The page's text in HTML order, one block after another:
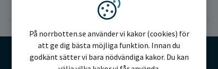
Vi använder kakor
På norrbotten.se använder vi kakor (cookies) för
att ge dig bästa möjliga funktion. Innan du
godkänt sätter vi bara nödvändiga kakor. Du kan